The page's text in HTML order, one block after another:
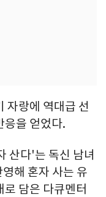
자랑에 역대급 선
응을 얻었다.
산다'는 독신 남녀
해 혼자 사는 유
담은 다큐멘터